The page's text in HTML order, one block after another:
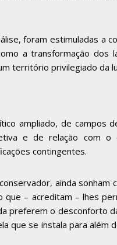
foram estimuladas
a transformação
território privilegiado da
ampliado, de campos
e de relação com
contingentes.
ainda
– acreditam – lhes
preferem o desconforto
que se instala para